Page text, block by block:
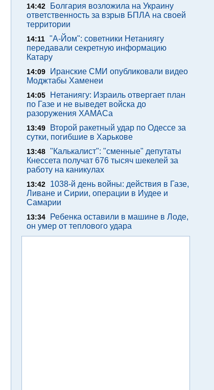
14:42
Болгария возложила на Украину
ответственность за взрыв БПЛА на своей
территории
14:11 "А-Йом": советники Нетаниягу
передавали секретную информацию
Катару
14:09
Иранские СМИ опубликовали видео
Моджтабы Хаменеи
14:05
Нетаниягу: Израиль отвергает план
по Газе и не выведет войска до
разоружения ХАМАСа
13:49
Второй ракетный удар по Одессе за
сутки, погибшие в Харькове
13:48 "Калькалист": "сменные" депутаты
Кнессета получат 676 тысяч шекелей за
работу на каникулах
13:42
1038-й день войны: действия в Газе,
Ливане и Сирии, операции в Иудее и
Самарии
13:34
Ребенка оставили в машине в Лоде,
он умер от теплового удара